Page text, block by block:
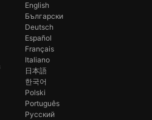
English
Български
Deutsch
Español
Français
Italiano
日本語
한국어
Polski
Português
Русский